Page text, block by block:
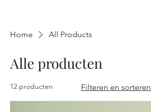
Home All Products
Alle producten
12 producten Filteren en sorteren